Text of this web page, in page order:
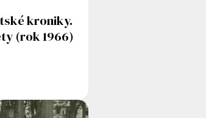
kroniky.
(rok 1966)